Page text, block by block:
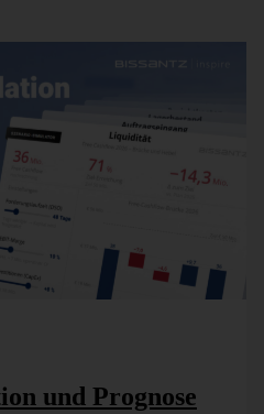
und Prognose